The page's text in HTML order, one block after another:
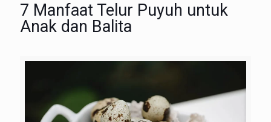
7 Manfaat Telur Puyuh untuk
Anak dan Balita